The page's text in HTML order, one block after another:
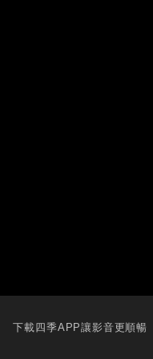
下載四季APP讓影音更順暢